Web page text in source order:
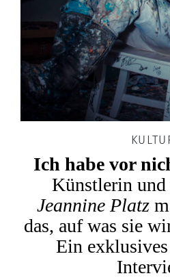
Ich habe vor
Künstlerin
Jeannine Platz
das, auf was sie
Ein exklusives